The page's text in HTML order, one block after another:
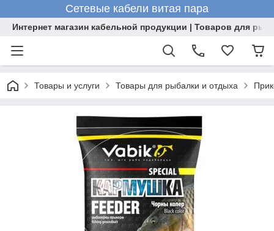
Сетевые кабели витая пара
Интернет магазин кабельной продукции | Товаров для
Товары и услуги Товары для рыбалки и отдыха